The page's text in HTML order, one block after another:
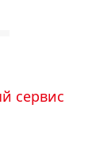
сервис